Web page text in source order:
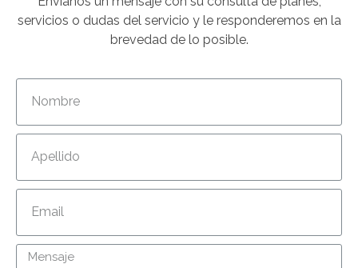
servicios o dudas del servicio y le responderemos en la
brevedad de lo posible.